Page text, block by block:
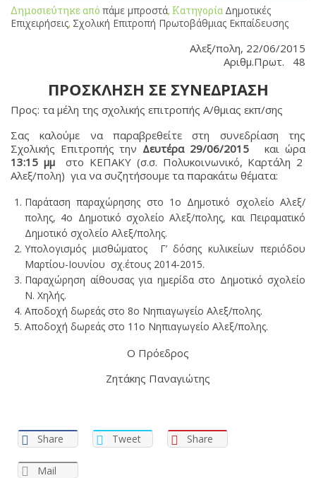
Δημοσιεύτηκε από πάμε μπροστά, Κατηγορία Δημοτικές
Επιχειρήσεις, Σχολική Επιτροπή Πρωτοβάθμιας Εκπαίδευσης
Αλεξ/πολη, 22/06/2015
Αριθμ.Πρωτ. 48
ΠΡΟΣΚΛΗΣΗ ΣΕ ΣΥΝΕΔΡΙΑΣΗ
Προς: τα μέλη της σχολικής επιτροπής Α/θμιας εκπ/σης
Σας καλούμε να παραβρεθείτε στη συνεδρίαση της
Σχολικής Επιτροπής την Δευτέρα 29/06/2015
και ώρα
13:15 μμστο ΚΕΠΑΚΥ (σ.σ. Πολυκοινωνικό, Καρτάλη 2
Αλεξ/πολη) για να συζητήσουμε τα παρακάτω θέματα:
Παράταση παραχώρησης στο 1ο Δημοτικό σχολείο Αλεξ/
πολης, 4ο Δημοτικό σχολείο Αλεξ/πολης, και Πειραματικό
Δημοτικό σχολείο Αλεξ/πολης.
Yπολογισμός μισθώματος Γ’ δόσης κυλικείων περιόδου
Μαρτίου-Ιουνίου σχ.έτους 2014-2015.
Παραχώρηση αίθουσας για ημερίδα στο Δημοτικό σχολείο
Ν. Χηλής.
Αποδοχή δωρεάς στο 8ο Νηπιαγωγείο Αλεξ/πολης.
Αποδοχή δωρεάς στο 11ο Νηπιαγωγείο Αλεξ/πολης.
Ο Πρόεδρος
Ζητάκης Παναγιώτης
Share Tweet Share
Mail